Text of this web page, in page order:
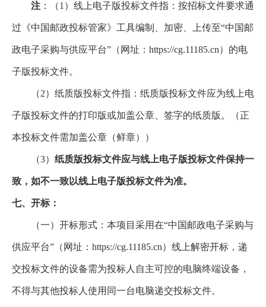
注 ：（1）线上电子版投标文件指：按招标文件要求通
过《中国邮政投标管家》工具编制、加密、上传至“中国邮
政电子采购与供应平台”（网址：https://cg.11185.cn）的电
子版投标文件。
（2） 纸质版投标文件指：纸质版投标文件应为线上电
子版投标文件的打印版或加盖公章、签字的纸质版。（正
本投标文件需加盖公章（鲜章））
（3） 纸质版投标文件应与线上电子版投标文件保持一
致，如不一致以线上电子版投标文件为准。
七、开标：
（一）开标形式：本项目采用在“中国邮政电子采购与
供应平台”（网址：https://cg.11185.cn）线上解密开标，递
交投标文件的设备需为投标人自主可控的电脑终端设备，
不得与其他投标人使用同一台电脑递交投标文件。